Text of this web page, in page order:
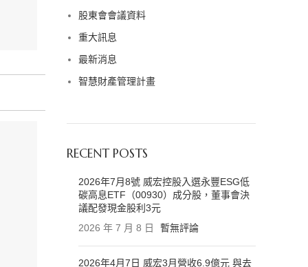
股東會會議資料
重大訊息
最新消息
智慧財產管理計畫
RECENT POSTS
2026年7月8號 威宏控股入選永豐ESG低
碳高息ETF（00930）成分股，董事會決
議配發現金股利3元
2026 年 7 月 8 日
暫無評論
2026年4月7日 威宏3月營收6.9億元 與去